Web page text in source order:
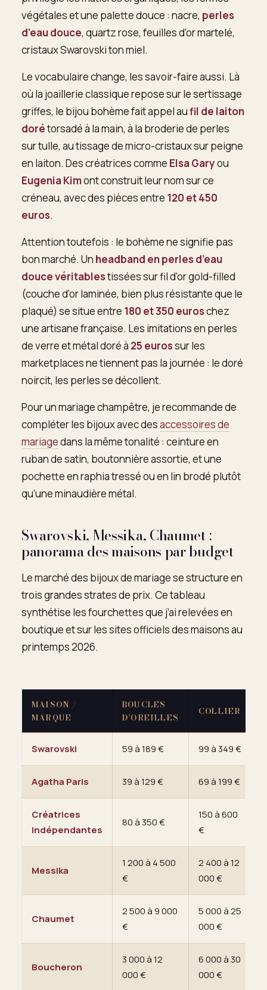
végétales et une palette douce : nacre, perles
d’eau douce, quartz rose, feuilles d’or martelé,
cristaux Swarovski ton miel.
Le vocabulaire change, les savoir-faire aussi. Là
où la joaillerie classique repose sur le sertissage
griffes, le bijou bohème fait appel aufil de laiton
dorétorsadé à la main, à la broderie de perles
sur tulle, au tissage de micro-cristaux sur peigne
en laiton. Des créatrices comme Elsa Garyou
Eugenia Kimont construit leur nom sur ce
créneau, avec des pièces entre 120 et 450
euros.
Attention toutefois : le bohème ne signifie pas
bon marché. Un headband en perles d’eau
douce véritablestissées sur fil d’or gold-filled
(couche d’or laminée, bien plus résistante que le
plaqué) se situe entre 180 et 350 euroschez
une artisane française. Les imitations en perles
de verre et métal doré à 25 eurossur les
marketplaces ne tiennent pas la journée : le doré
noircit, les perles se décollent.
Pour un mariage champêtre, je recommande de
compléter les bijoux avec desaccessoires de
mariagedans la même tonalité : ceinture en
ruban de satin, boutonnière assortie, et une
pochette en raphia tressé ou en lin brodé plutôt
qu’une minaudière métal.
Swarovski, Messika, Chaumet :
panorama des maisons par budget
Le marché des bijoux de mariage se structure en
trois grandes strates de prix. Ce tableau
synthétise les fourchettes que j’ai relevées en
boutique et sur les sites officiels des maisons au
printemps 2026.
MAISON /
MARQUE
BOUCLES
D’OREILLES
COLLIER
Swarovski 59 à 189 € 99 à 349 €
Agatha Paris 39 à 129 € 69 à 199 €
Créatrices
indépendantes
80 à 350 €
150 à 600
€
Messika
1 200 à 4 500
€
2 400 à 12
000 €
Chaumet
2 500 à 9 000
€
5 000 à 25
000 €
Boucheron
3 000 à 12
000 €
6 000 à 30
000 €